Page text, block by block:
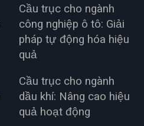
Cầu trục cho ngành
công nghiệp ô tô: Giải
pháp tự động hóa hiệu
quả
Cầu trục cho ngành
dầu khí: Nâng cao hiệu
quả hoạt động